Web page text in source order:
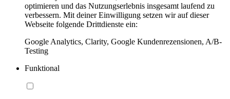
optimieren und das Nutzungserlebnis insgesamt laufend zu
verbessern. Mit deiner Einwilligung setzen wir auf dieser
Webseite folgende Drittdienste ein:
Google Analytics, Clarity, Google Kundenrezensionen, A/B-
Testing
Funktional